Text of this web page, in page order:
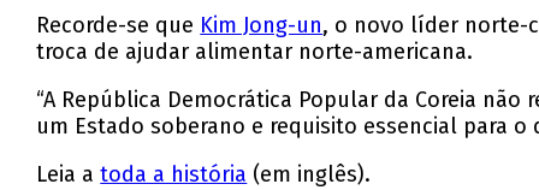
Recorde-se que Kim Jong-un, o novo líder norte-
troca de ajudar alimentar norte-americana.
“A República Democrática Popular da Coreia
um Estado soberano e requisito essencial para
Leia atoda a história (em inglês).